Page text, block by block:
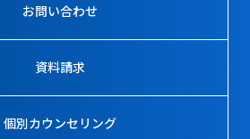
お問い合わせ
資料請求
個別カウンセリング